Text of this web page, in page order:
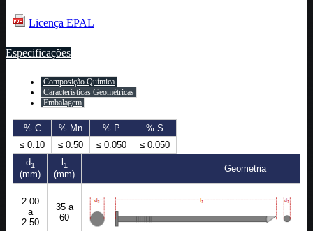
Licença EPAL
Especificações
Composição Química
Características Geométricas
Embalagem
% C % Mn % P
% S
≤ 0.10
≤ 0.50 ≤ 0.050
≤ 0.050
d1
(mm)
1
(mm)
Geometria
2.00
a
2.50
35 a
60